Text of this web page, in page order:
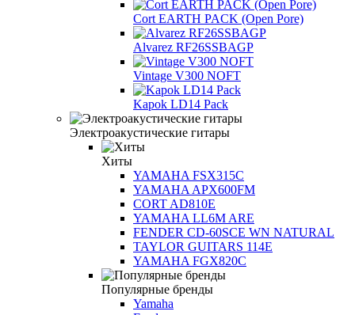
Cort EARTH PACK (Open Pore)
Alvarez RF26SSBAGP
Vintage V300 NOFT
Kapok LD14 Pack
Электроакустические гитары
Хиты
YAMAHA FSX315C
YAMAHA APX600FM
CORT AD810E
YAMAHA LL6M ARE
FENDER CD-60SCE WN NATURAL
TAYLOR GUITARS 114E
YAMAHA FGX820C
Популярные бренды
Yamaha